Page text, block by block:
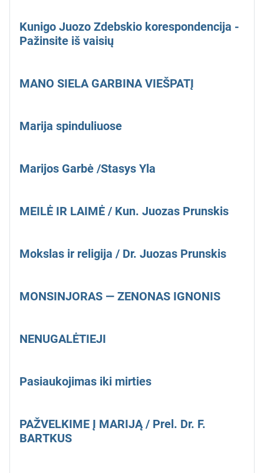
Kunigo Juozo Zdebskio korespondencija -
Pažinsite iš vaisių
MANO SIELA GARBINA VIEŠPATĮ
Marija spinduliuose
Marijos Garbė /Stasys Yla
MEILĖ IR LAIMĖ / Kun. Juozas Prunskis
Mokslas ir religija / Dr. Juozas Prunskis
MONSINJORAS — ZENONAS IGNONIS
NENUGALĖTIEJI
Pasiaukojimas iki mirties
PAŽVELKIME Į MARIJĄ / Prel. Dr. F.
BARTKUS